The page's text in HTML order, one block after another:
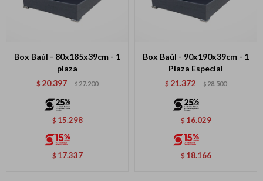
Box Baúl - 80x185x39cm - 1
plaza
$ 20.397 $27.200
$ 15.298
$ 17.337
Box Baúl - 90x190x39cm - 1
Plaza Especial
$ 21.372 $28.500
$ 16.029
$ 18.166